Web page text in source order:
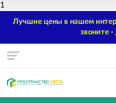
1
Лучшие цены в нашем
звоните -